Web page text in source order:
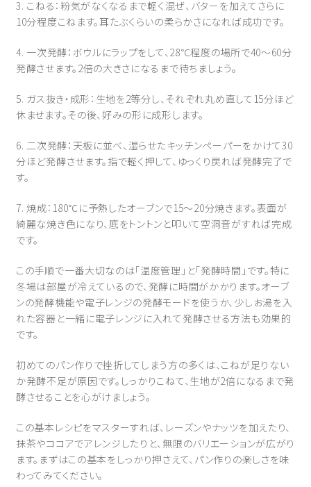
3. こねる：粉気がなくなるまで軽く混ぜ、バターを加えてさらに
10分程度こねます。耳たぶくらいの柔らかさになれば成功です。
4. 一次発酵：ボウルにラップをして、28℃程度の場所で40〜60分
発酵させます。2倍の大きさになるまで待ちましょう。
5. ガス抜き・成形：生地を2等分し、それぞれ丸め直して15分ほど
休ませます。その後、好みの形に成形します。
6. 二次発酵：天板に並べ、湿らせたキッチンペーパーをかけて30
分ほど発酵させます。指で軽く押して、ゆっくり戻れば発酵完了で
す。
7. 焼成：180℃に予熱したオーブンで15〜20分焼きます。表面が
綺麗な焼き色になり、底をトントンと叩いて空洞音がすれば完成
です。
この手順で一番大切なのは「温度管理」と「発酵時間」です。特に
冬場は部屋が冷えているので、発酵に時間がかかります。オーブ
ンの発酵機能や電子レンジの発酵モードを使うか、少しお湯を入
れた容器と一緒に電子レンジに入れて発酵させる方法も効果的
です。
初めてのパン作りで挫折してしまう方の多くは、こねが足りない
か発酵不足が原因です。しっかりこねて、生地が2倍になるまで発
酵させることを心がけましょう。
この基本レシピをマスターすれば、レーズンやナッツを加えたり、
抹茶やココアでアレンジしたりと、無限のバリエーションが広がり
ます。まずはこの基本をしっかり押さえて、パン作りの楽しさを味
わってみてください。